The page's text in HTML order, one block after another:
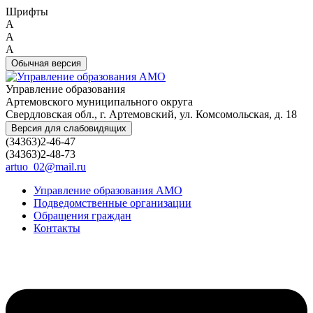
Шрифты
A
A
A
Обычная версия
Управление образования
Артемовского муниципального округа
Свердловская обл., г. Артемовский, ул. Комсомольская, д. 18
Версия для слабовидящих
(34363)2-46-47
(34363)2-48-73
artuo_02@mail.ru
Управление образования АМО
Подведомственные организации
Обращения граждан
Контакты